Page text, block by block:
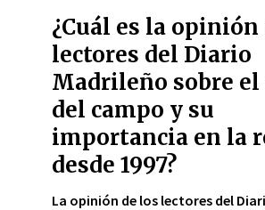
¿Cuál es la opinión
lectores del Diario
Madrileño sobre el
del campo y su
importancia en la
desde 1997?
La opinión de los lectores del